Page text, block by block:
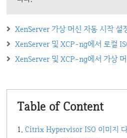
XenServer 가상 머신 자동 시작 설
XenServer 및 XCP-ng에서 로컬
XenServer 및 XCP-ng에서 가상
Table of Content
Citrix Hypervisor ISO 이미지